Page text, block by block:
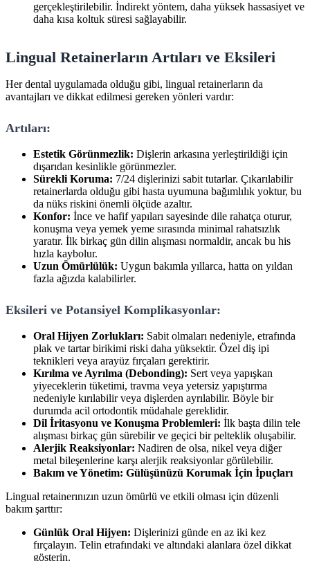
gerçekleştirilebilir. İndirekt yöntem, daha yüksek hassasiyet ve
daha kısa koltuk süresi sağlayabilir.
Lingual Retainerların Artıları ve Eksileri
Her dental uygulamada olduğu gibi, lingual retainerların da
avantajları ve dikkat edilmesi gereken yönleri vardır:
Artıları:
Estetik Görünmezlik: Dişlerin arkasına yerleştirildiği için
dışarıdan kesinlikle görünmezler.
Sürekli Koruma: 7/24 dişlerinizi sabit tutarlar. Çıkarılabilir
retainerlarda olduğu gibi hasta uyumuna bağımlılık yoktur, bu
da nüks riskini önemli ölçüde azaltır.
Konfor: İnce ve hafif yapıları sayesinde dile rahatça oturur,
konuşma veya yemek yeme sırasında minimal rahatsızlık
yaratır. İlk birkaç gün dilin alışması normaldir, ancak bu his
hızla kaybolur.
Uzun Ömürlülük: Uygun bakımla yıllarca, hatta on yıldan
fazla ağızda kalabilirler.
Eksileri ve Potansiyel Komplikasyonlar:
Oral Hijyen Zorlukları: Sabit olmaları nedeniyle, etrafında
plak ve tartar birikimi riski daha yüksektir. Özel diş ipi
teknikleri veya arayüz fırçaları gerektirir.
Kırılma ve Ayrılma (Debonding): Sert veya yapışkan
yiyeceklerin tüketimi, travma veya yetersiz yapıştırma
nedeniyle kırılabilir veya dişlerden ayrılabilir. Böyle bir
durumda acil ortodontik müdahale gereklidir.
Dil İritasyonu ve Konuşma Problemleri: İlk başta dilin tele
alışması birkaç gün sürebilir ve geçici bir pelteklik oluşabilir.
Alerjik Reaksiyonlar: Nadiren de olsa, nikel veya diğer
metal bileşenlerine karşı alerjik reaksiyonlar görülebilir.
Bakım ve Yönetim: Gülüşünüzü Korumak İçin İpuçları
Lingual retainerınızın uzun ömürlü ve etkili olması için düzenli
bakım şarttır:
Günlük Oral Hijyen: Dişlerinizi günde en az iki kez
fırçalayın. Telin etrafındaki ve altındaki alanlara özel dikkat
gösterin.